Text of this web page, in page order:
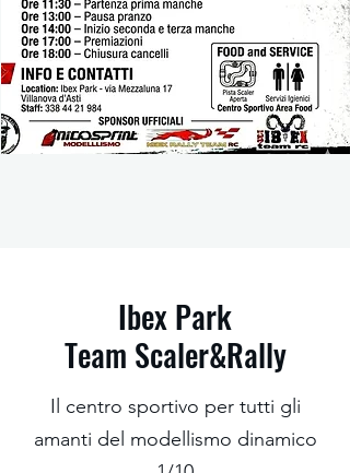
Ibex Park
Team Scaler&Rally
Il centro sportivo per tutti gli
amanti del modellismo dinamico